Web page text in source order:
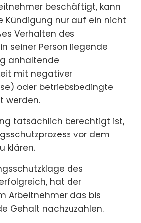
beschäftigt, kann
Kündigung nur auf ein nicht
Verhalten des
seiner Person liegende
anhaltende
mit negativer
oder betriebsbedingte
werden.
tatsächlich berechtigt ist,
vor dem
klären.
des
hat der
Arbeitnehmer das bis
Gehalt nachzuzahlen.